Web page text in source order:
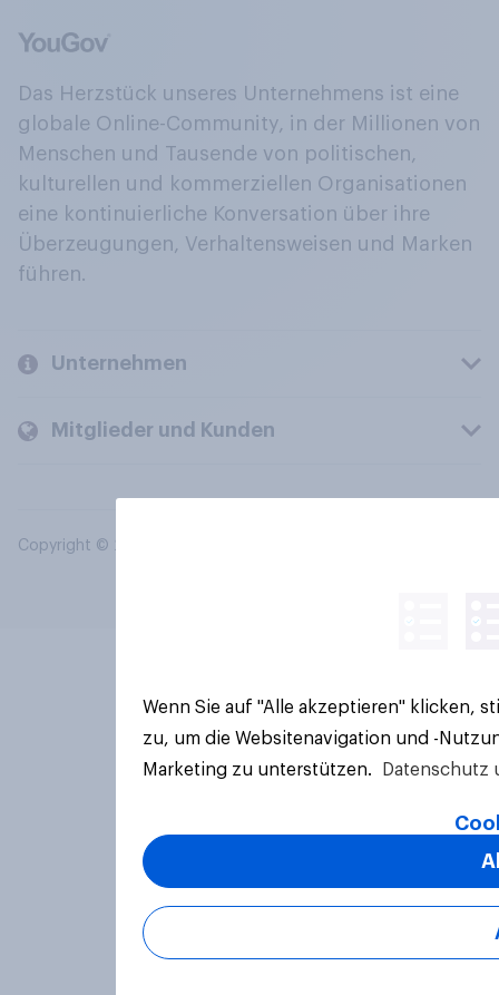
Das Herzstück unseres Unternehmens ist eine
globale Online-Community, in der Millionen von
Menschen und Tausende von politischen,
kulturellen und kommerziellen Organisationen
eine kontinuierliche Konversation über ihre
Überzeugungen, Verhaltensweisen und Marken
führen.
Unternehmen
Mitglieder und Kunden
Copyright © 2026 YouGov PLC. Alle Rechte vorbehalten.
Wenn Sie auf "Alle akzeptieren" klicken,
zu, um die Websitenavigation und -
Marketing zu unterstützen.
Datenschutz